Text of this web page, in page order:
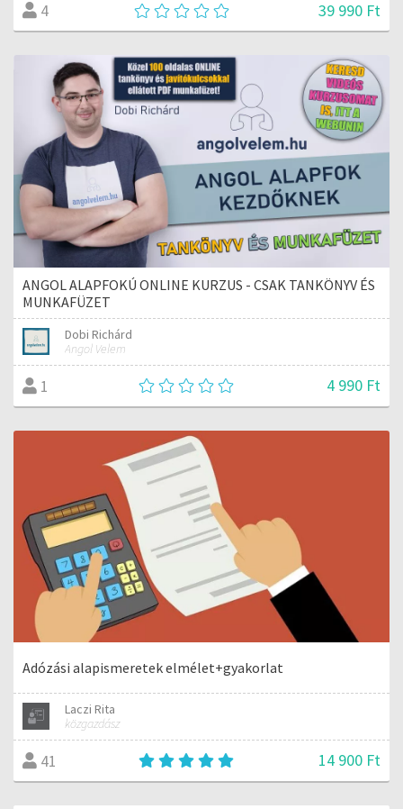
4 39 990 Ft
ANGOL ALAPFOKÚ ONLINE KURZUS - CSAK TANKÖNYV ÉS
MUNKAFÜZET
Dobi Richárd
Angol Velem
1 4 990 Ft
Adózási alapismeretek elmélet+gyakorlat
Laczi Rita
közgazdász
41 14 900 Ft